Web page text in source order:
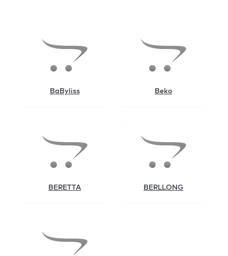
BaByliss Beko
BERETTA BERLLONG